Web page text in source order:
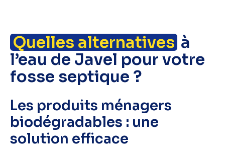
Quelles alternatives à
l’eau de Javel pour votre
fosse septique ?
Les produits ménagers
biodégradables : une
solution efficace